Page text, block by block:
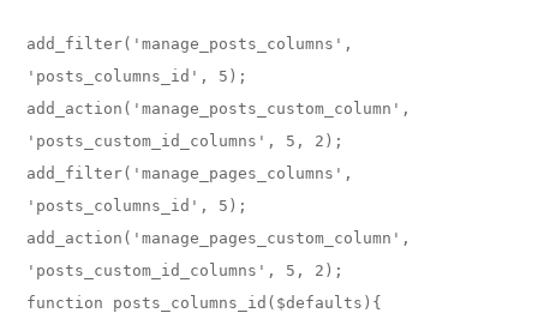
add_filter('manage_posts_columns',
'posts_columns_id', 5);
add_action('manage_posts_custom_column',
'posts_custom_id_columns', 5, 2);
add_filter('manage_pages_columns',
'posts_columns_id', 5);
add_action('manage_pages_custom_column',
'posts_custom_id_columns', 5, 2);
function posts_columns_id($defaults){